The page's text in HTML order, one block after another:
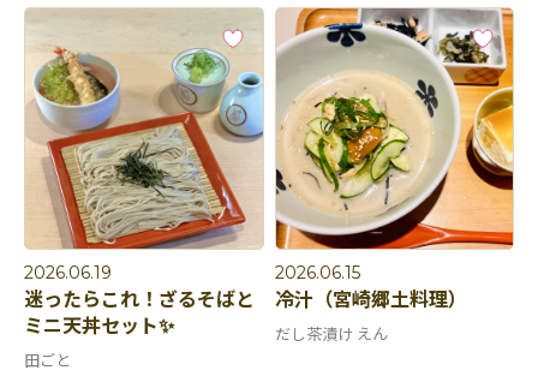
2026.06.19
迷ったらこれ！ざるそばと
ミニ天丼セット✨
田ごと
2026.06.15
冷汁（宮崎郷土料理）
だし茶漬け えん